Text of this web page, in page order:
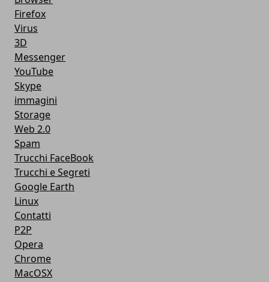
Firefox
Virus
3D
Messenger
YouTube
Skype
immagini
Storage
Web 2.0
Spam
Trucchi FaceBook
Trucchi e Segreti
Google Earth
Linux
Contatti
P2P
Opera
Chrome
MacOSX